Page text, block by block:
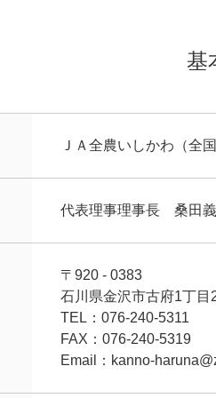
基
ＪＡ全農いしかわ（
代表理事理事長 桑
〒920 - 0383
石川県金沢市古府1丁目
TEL：076-240-5311
FAX：076-240-5319
Email：kanno-